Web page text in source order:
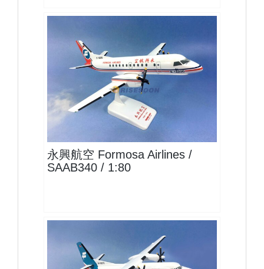
FOS08SB34P01 $1400
永興航空 Formosa Airlines /
SAAB340 / 1:80